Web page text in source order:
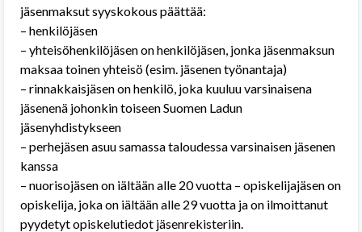
jäsenmaksut syyskokous päättää:
– henkilöjäsen
– yhteisöhenkilöjäsen on henkilöjäsen, jonka jäsenmaksun
maksaa toinen yhteisö (esim. jäsenen työnantaja)
– rinnakkaisjäsen on henkilö, joka kuuluu varsinaisena
jäsenenä johonkin toiseen Suomen Ladun
jäsenyhdistykseen
– perhejäsen asuu samassa taloudessa varsinaisen jäsenen
kanssa
– nuorisojäsen on iältään alle 20 vuotta – opiskelijajäsen on
opiskelija, joka on iältään alle 29 vuotta ja on ilmoittanut
pyydetyt opiskelutiedot jäsenrekisteriin.